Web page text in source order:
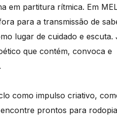
em partitura rítmica. Em
para a transmissão de
lugar de cuidado e escuta.
que contém, convoca e
como impulso criativo,
encontre prontos para